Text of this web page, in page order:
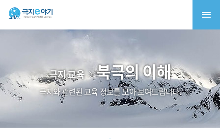
극지 교육 북극의 이해
극지와 관련된 교육 정보를 모아 보여드립니다.